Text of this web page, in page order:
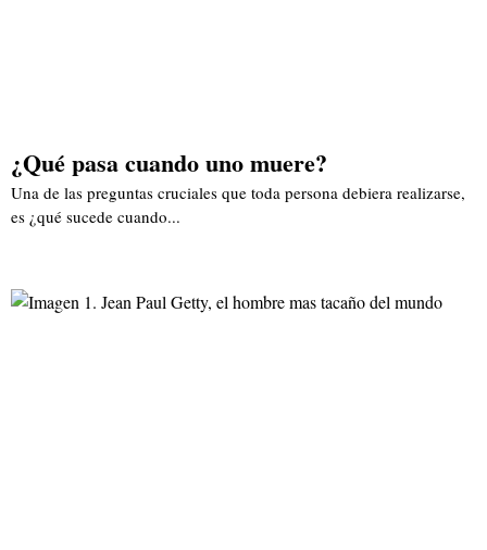
¿Qué pasa cuando uno muere?
Una de las preguntas cruciales que toda persona debiera realizarse,
es ¿qué sucede cuando...